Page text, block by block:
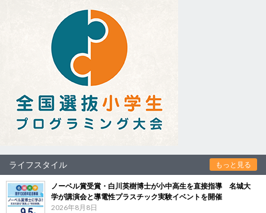
ライフスタイル もっと見る
ノーベル賞受賞・白川英樹博士が小中高生を直接指導 名城大
学が講演会と導電性プラスチック実験イベントを開催
2026年8月8日